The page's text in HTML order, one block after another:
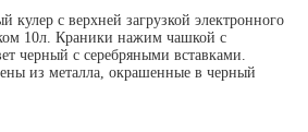
кулер с верхней загрузкой электронного
10л. Краники нажим чашкой с
черный с серебряными вставками.
из металла, окрашенные в черный